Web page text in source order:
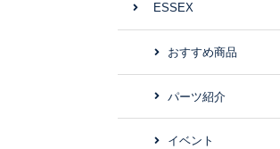
ESSEX
おすすめ商品
パーツ紹介
イベント